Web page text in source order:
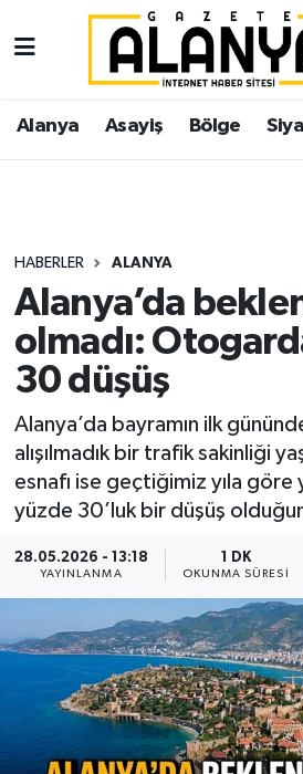
Alanya Asayiş Bölge
HABERLER ALANYA
Alanya’da
olmadı:
30 düşüş
Alanya’da bayramın ilk
alışılmadık bir trafik sakinliği
esnafı ise geçtiğimiz yıla göre
yüzde 30’luk bir düşüş
28.05.2026 - 13:18
YAYINLANMA
1 DK
OKUNMA SÜRESI
Alanya
Asayiş
Siyaset
Spor
Turizm
Ekonomi
Gazipaşa
İstanbul Nöbetçi Eczaneler
İstanbul Hava Durumu
Süper Lig Puan Durumu ve
Tüm Manşetler
Son Dakika Haberleri
Haber Arşivi